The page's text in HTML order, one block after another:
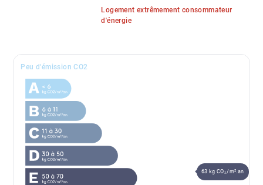
Logement extrêmement consommateur
d'énergie
Peu d'émission CO2
63 kg CO₂/m².an